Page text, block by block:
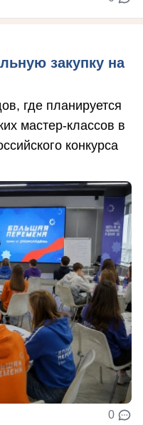
закупку на
где планируется
мастер-классов в
конкурса
0